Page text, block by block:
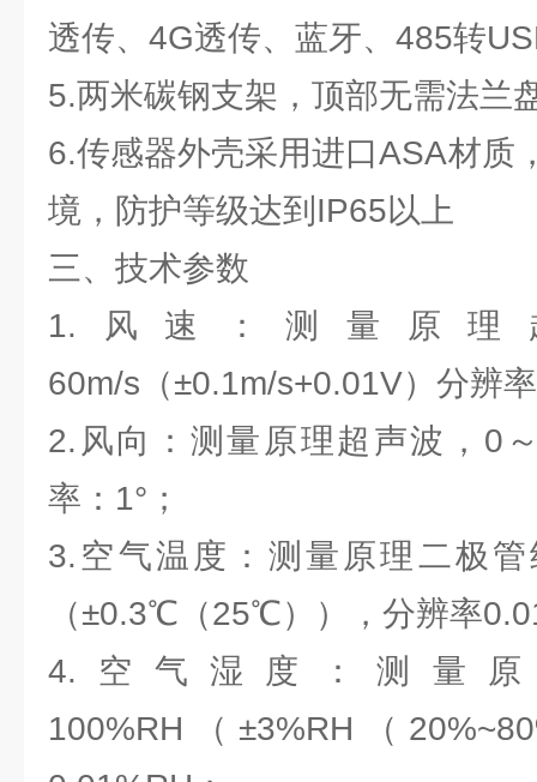
透传、4G透传、蓝牙、485转
5.两米碳钢支架，顶部无需法兰
6.传感器外壳采用进口ASA材质
境，防护等级达到IP65以上
三、技术参数
1.风速：测量原理
60m/s（±0.1m/s+0.01V）分辨
2.风向：测量原理超声波，0
率：1°；
3.空气温度：测量原理二极
（±0.3℃（25℃）），分辨率
4.空气湿度：测量
100%RH（±3%RH（